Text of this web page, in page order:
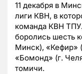
11 декабря в
лиги КВН, в
команда КВН
боролись шесть
Минск), «Кефир»
«Бомонд» (г.
томичи.